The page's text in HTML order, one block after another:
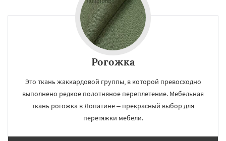
Рогожка
Это ткань жаккардовой группы, в которой превосходно
выполнено редкое полотняное переплетение. Мебельная
ткань рогожка в Лопатине – прекрасный выбор для
перетяжки мебели.